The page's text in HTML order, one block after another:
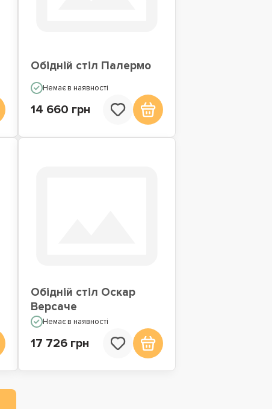
Обідній стіл Палермо
Немає в наявності
14 660 грн
Обідній стіл Оскар
Версаче
Немає в наявності
17 726 грн